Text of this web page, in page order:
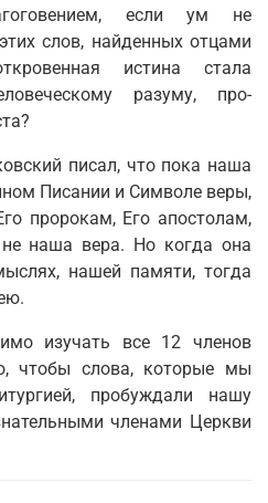
если ум не
слов, найденных отцами
истина стала
разуму, про­
писал, что пока наша
Писании и Символе веры,
пророкам, Его апостолам,
наша вера. Но когда она
нашей памяти, тогда
изучать все 12 членов
чтобы слова, которые мы
пробуждали нашу
членами Церкви